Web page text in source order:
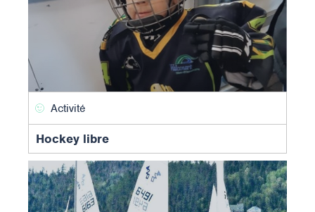
Activité
Hockey libre